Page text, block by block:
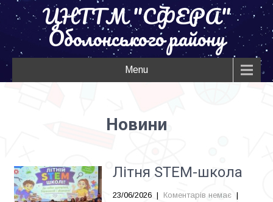
ЦНТТМ "СФЕРА"
Оболонського району
Menu
Новини
Літня STEM-школа
23/06/2026 | Коментарів немає |